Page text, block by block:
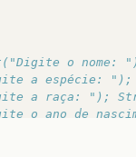
o nome:
a espécie:
a raça: ");
o ano de